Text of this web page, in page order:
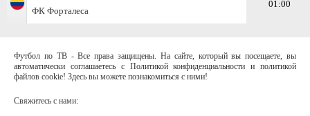
ФК Форталеса
01:00
Футбол по ТВ - Все права защищены. На сайте, который вы посещаете, вы
автоматически соглашаетесь с Политикой конфиденциальности и политикой
файлов cookie! Здесь вы можете познакомиться с ними!
Свяжитесь с нами: